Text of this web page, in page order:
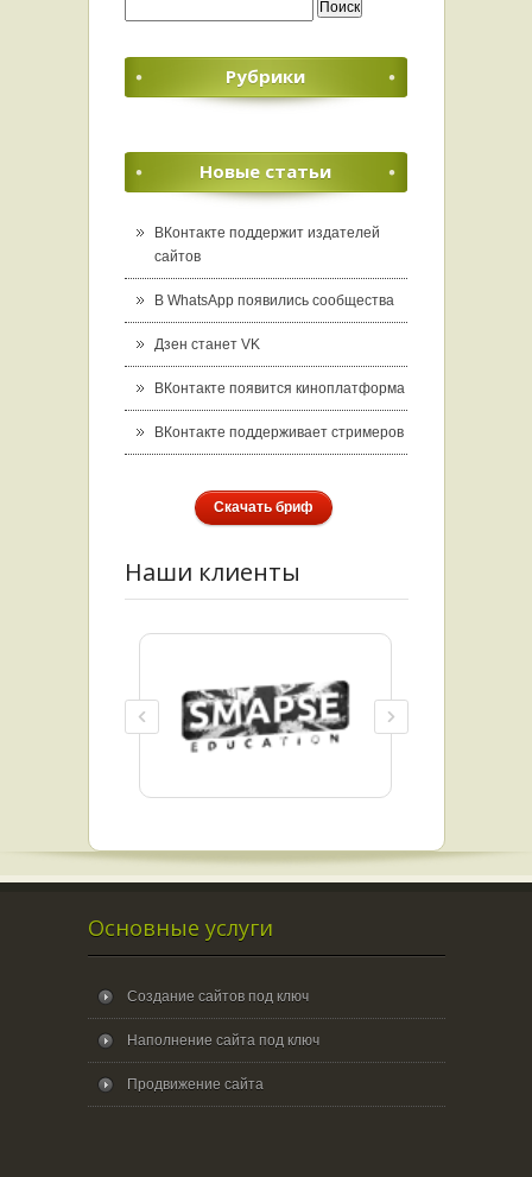
Рубрики
Новые статьи
ВКонтакте поддержит издателей
сайтов
В WhatsApp появились сообщества
Дзен станет VK
ВКонтакте появится киноплатформа
ВКонтакте поддерживает стримеров
Скачать бриф
Наши клиенты
Основные услуги
Создание сайтов под ключ
Наполнение сайта под ключ
Продвижение сайта